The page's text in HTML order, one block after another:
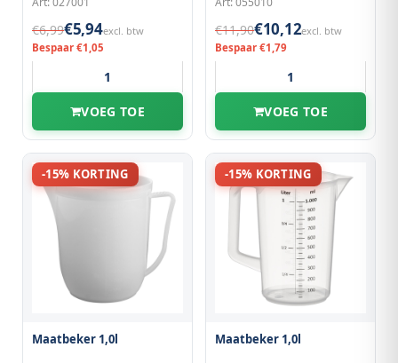
€6,99€5,94excl. btw
Bespaar €1,05
VOEG TOE
€11,90€10,12excl. btw
Bespaar €1,79
VOEG TOE
-15% KORTING
Maatbeker 1,0l
-15% KORTING
Maatbeker 1,0l